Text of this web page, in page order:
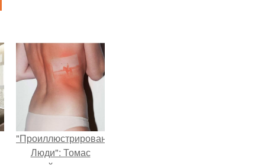
"Проиллюстрированные
Люди": Томас